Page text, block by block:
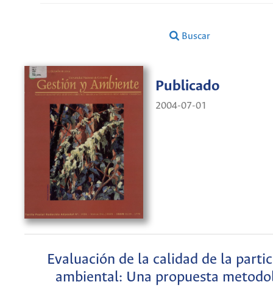
Buscar
Publicado
2004-07-01
Evaluación de la calidad de la
ambiental: Una propuesta